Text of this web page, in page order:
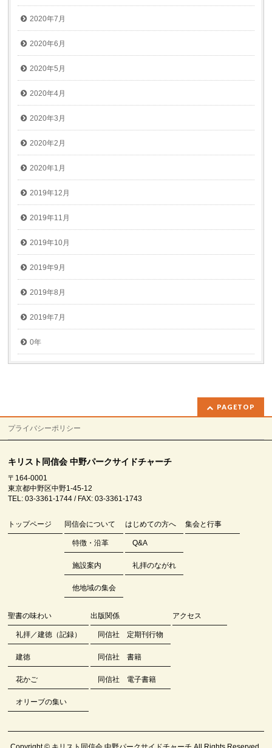
2020年7月
2020年6月
2020年5月
2020年4月
2020年3月
2020年2月
2020年1月
2019年12月
2019年11月
2019年10月
2019年9月
2019年8月
2019年7月
0年
PAGETOP
プライバシーポリシー
キリスト同信会 中野パークサイドチャーチ
〒164-0001
東京都中野区中野1-45-12
TEL: 03-3361-1744 / FAX: 03-3361-1743
トップページ 同信会について
特徴・沿革
施設案内
他地域の集会
はじめての方へ
Q&A
礼拝のながれ
集会と行事
聖書の味わい
礼拝／建徳（記録）
建徳
花かご
オリーブの集い
出版関係
同信社 定期刊行物
同信社 書籍
同信社 電子書籍
アクセス